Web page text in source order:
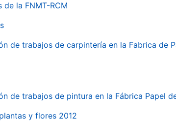
la FNMT-RCM
de trabajos de carpintería en la Fabrica de
de trabajos de pintura en la Fábrica Papel
y flores 2012